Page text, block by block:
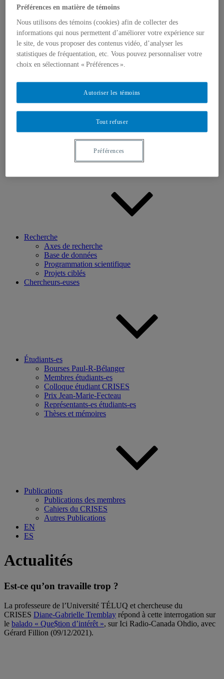
Bourses et prix
Communiqués
Dans les médias
Distinctions
Événements à venir
Archives et bilans
Colloque international CRISES
Perspectives et dialogue
Vidéos et baladodiffusions
Recherche
Axes de recherche
Base de données
Programmation scientifique
Projets ciblés
Chercheurs-euses
Étudiants-es
Bourses Paul-R-Bélanger
Membres étudiants-es
Colloque étudiant CRISES
Prix Jean-Marie-Fecteau
Représentants-es étudiants-es
Thèses et mémoires
Publications
Publications des membres
Cahiers du CRISES
Autres Publications
EN
ES
Actualités
Est-ce qu’on travaille trop ?
La professeure de l’Université TÉLUQ et chercheuse du
CRISES Diane-Gabrielle Tremblay répond à cette interrogation sur
le balado « Que$tion d’intérêt », surIci Radio-Canada Ohdio, avec
Gérard Fillion (09/12/2021).
Préférences en matière de témoins
Nous utilisons des témoins (cookies) afin de collecter des
informations qui nous permettent d’améliorer votre expérience sur
le site, de vous proposer des contenus vidéo, d’analyser les
statistiques de fréquentation, etc. Vous pouvez personnaliser votre
choix en sélectionnant « Préférences ».
Tout refuser
Autoriser les témoins
Préférences